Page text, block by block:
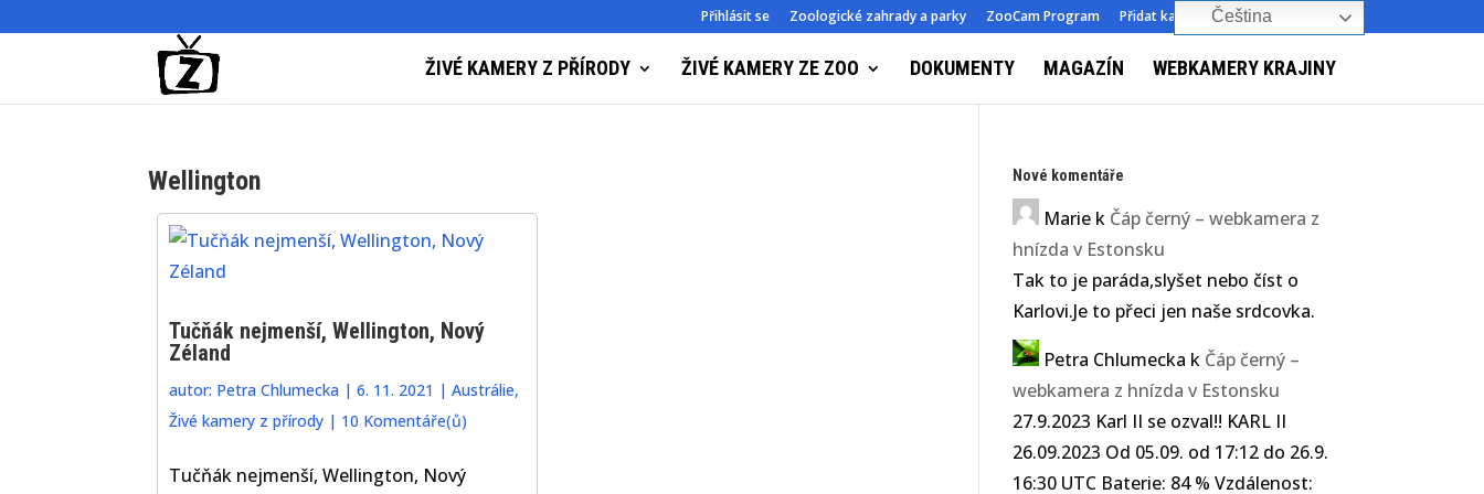
Přihlásit se Zoologické zahrady a parky ZooCam Program Přidat kameru O nás
ŽIVÉ KAMERY Z PŘÍRODY ŽIVÉ KAMERY ZE ZOO DOKUMENTY MAGAZÍN WEBKAMERY KRAJINY
Wellington
Tučňák nejmenší, Wellington, Nový
Zéland
autor: Petra Chlumecka| 6. 11. 2021 | Austrálie,
Živé kamery z přírody| 10 Komentáře(ů)
Tučňák nejmenší, Wellington, Nový
Nové komentáře
Marie k Čáp černý – webkamera z
hnízda v Estonsku
Tak to je paráda,slyšet nebo číst o
Karlovi.Je to přeci jen naše srdcovka.
Petra Chlumecka k Čáp černý –
webkamera z hnízda v Estonsku
27.9.2023 Karl II se ozval!! KARL II
26.09.2023 Od 05.09. od 17:12 do 26.9.
16:30 UTC Baterie: 84 % Vzdálenost:
Čeština‎